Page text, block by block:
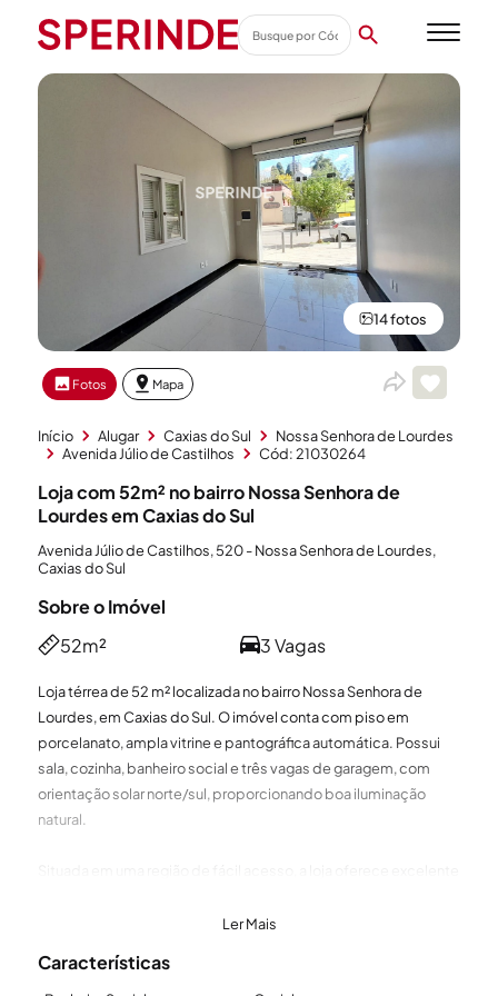
14 fotos
Fotos Mapa
Início Alugar Caxias do Sul
Nossa Senhora de Lourdes
Avenida Júlio de Castilhos
Cód: 21030264
Loja com 52m² no bairro Nossa Senhora de
Lourdes em Caxias do Sul
Avenida Júlio de Castilhos, 520 - Nossa Senhora de Lourdes,
Caxias do Sul
Sobre o Imóvel
52m²
3 Vagas
Loja térrea de 52 m² localizada no bairro Nossa Senhora de
Lourdes, em Caxias do Sul. O imóvel conta com piso em
porcelanato, ampla vitrine e pantográfica automática. Possui
sala, cozinha, banheiro social e três vagas de garagem, com
orientação solar norte/sul, proporcionando boa iluminação
natural.
e serviços do bairro Nossa Senhora de Lourdes.
Se você procura imóveis para alugar em Caxias do Sul, a
Ler Mais
Características